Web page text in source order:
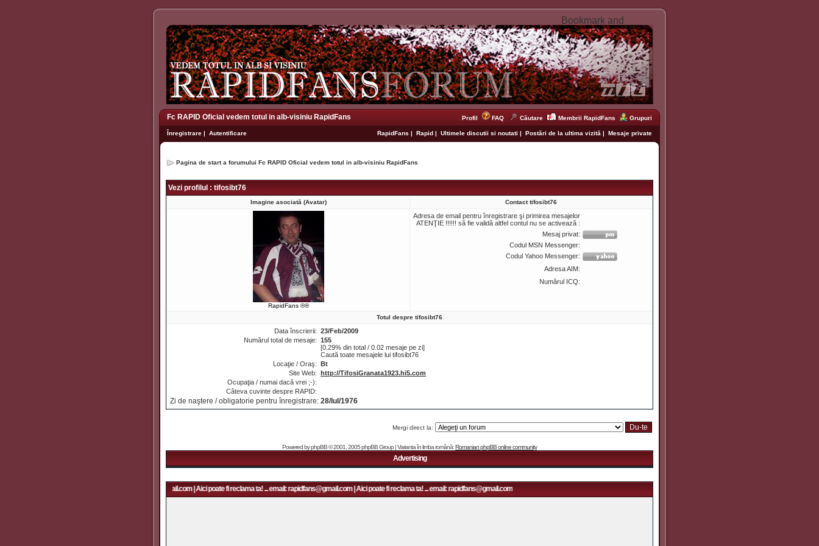
Fc RAPID Oficial vedem totul in alb-visiniu RapidFans Profil FAQ Căutare Membrii RapidFans Grupuri
Înregistrare | Autentificare RapidFans | Rapid | Ultimele discutii si noutati | Postări de la ultima vizită | Mesaje private
Pagina de start a forumului Fc RAPID Oficial vedem totul in alb-visiniu RapidFans
Vezi profilul : tifosibt76
Imagine asociată (Avatar) Contact tifosibt76
RapidFans ®®
Adresa de email pentru înregistrare şi primirea mesajelor
ATENŢIE !!!!!! să fie validă altfel contul nu se activează :
Mesaj privat:
Codul MSN Messenger:
Codul Yahoo Messenger:
Adresa AIM:
Numărul ICQ:
Totul despre tifosibt76
Data înscrierii: 23/Feb/2009
Numărul total de mesaje: 155
[0.29% din total / 0.02 mesaje pe zi]
Caută toate mesajele lui tifosibt76
Locaţie / Oraş: Bt
Site Web: http://TifosiGranata1923.hi5.com
Ocupaţia / numai dacă vrei ;-):
Câteva cuvinte despre RAPID:
Zi de naştere / obligatorie pentru înregistrare: 28/Iul/1976
Mergi direct la:
Powered byphpBB© 2001, 2005 phpBB Group | Varianta în limba română:Romanian phpBB online community
Advertising
Aici poate fi reclama ta! ... email: rapidfans@gmail.com | Aici poate fi reclama ta! ... email: rapidfans@gmail.com | Aici poate fi reclama ta! ... email: rapidfans@gmail.com